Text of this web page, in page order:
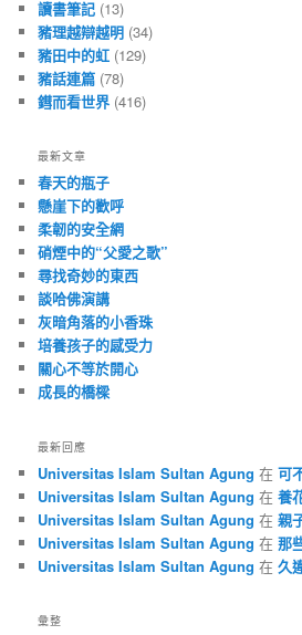
讀書筆記 (13)
豬理越辯越明 (34)
豬田中的虹 (129)
豬話連篇 (78)
鏏而看世界 (416)
最新文章
春天的瓶子
懸崖下的歡呼
柔韌的安全網
硝煙中的“父愛之歌”
尋找奇妙的東西
談哈佛演講
灰暗角落的小香珠
培養孩子的感受力
關心不等於開心
成長的橋樑
最新回應
Universitas Islam Sultan Agung 在可
Universitas Islam Sultan Agung 在養
Universitas Islam Sultan Agung 在親
Universitas Islam Sultan Agung 在那
Universitas Islam Sultan Agung 在久
彙整